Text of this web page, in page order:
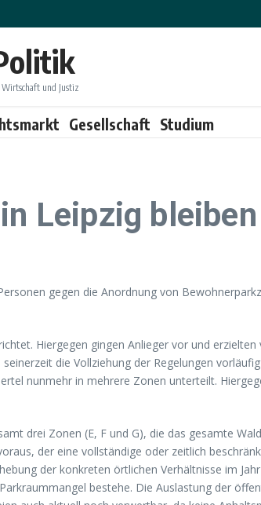
und Justiz
Gesellschaft Studium
Leipzig
gegen die Anordnung von
Hiergegen gingen Anlieger vor und erzielten
die Vollziehung der Regelungen
nunmehr in mehrere Zonen unterteilt.
drei Zonen (E, F und G), die das gesamte
der eine vollständige oder zeitlich
der konkreten örtlichen Verhältnisse im
bestehe. Die Auslastung der